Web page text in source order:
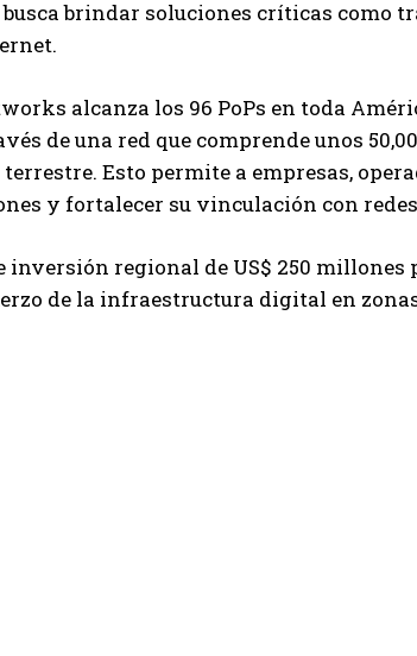
brindar soluciones críticas como
alcanza los 96 PoPs en toda
de una red que comprende unos
Esto permite a empresas,
y fortalecer su vinculación con
regional de US$ 250 millones
de la infraestructura digital en